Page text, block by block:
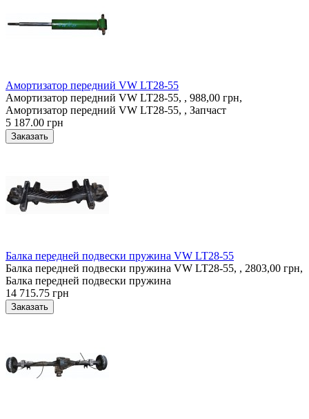
Амортизатор передний VW LT28-55
Амортизатор передний VW LT28-55, , 988,00 грн,
Амортизатор передний VW LT28-55, , Запчаст
5 187.00 грн
Балка передней подвески пружина VW LT28-55
Балка передней подвески пружина VW LT28-55, , 2803,00 грн,
Балка передней подвески пружина
14 715.75 грн